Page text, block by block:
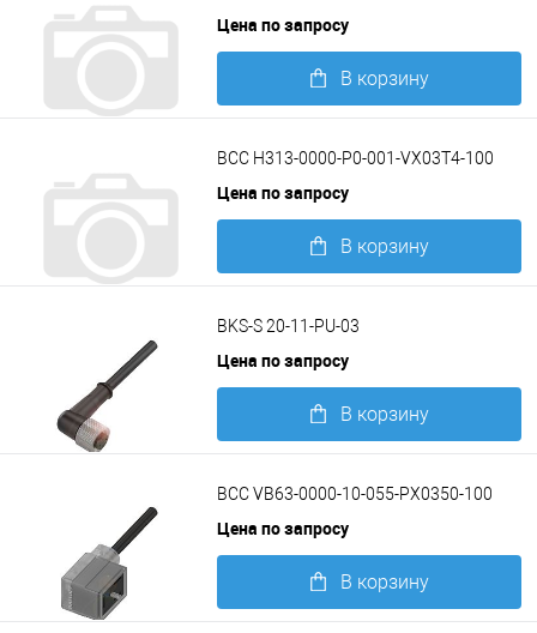
Цена по запросу
В корзину
BCC H313-0000-P0-001-VX03T4-100
Цена по запросу
В корзину
BKS-S 20-11-PU-03
Цена по запросу
В корзину
BCC VB63-0000-10-055-PX0350-100
Цена по запросу
В корзину